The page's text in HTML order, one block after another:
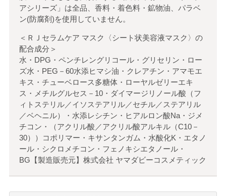
アシリーズ」は全品、香料・着色料・鉱物油、パラベ
ン(防腐剤)を使用していません。
＜ＲＪセラムケア マスク〈シート状美容液マスク〉の
配合成分＞
水・DPG・ペンチレングリコール・グリセリン・ロー
ズ水・PEG－60水添ヒマシ油・クレアチン・アマモエ
キス・チューベロース多糖体・ローヤルゼリーエキ
ス・メチルグルセス－10・ダイマージリノール酸（フ
ィトステリル／イソステアリル／セチル／ステアリル
／ベヘニル）・水添レシチン・ヒアルロン酸Na・ジメ
チコン・（アクリル酸／アクリル酸アルキル（C10－
30））コポリマー・キサンタンガム・水酸化K・エタノ
ール・シクロメチコン・フェノキシエタノール・
BG【製造販売元】株式会社 ヤマダビーコスメティック